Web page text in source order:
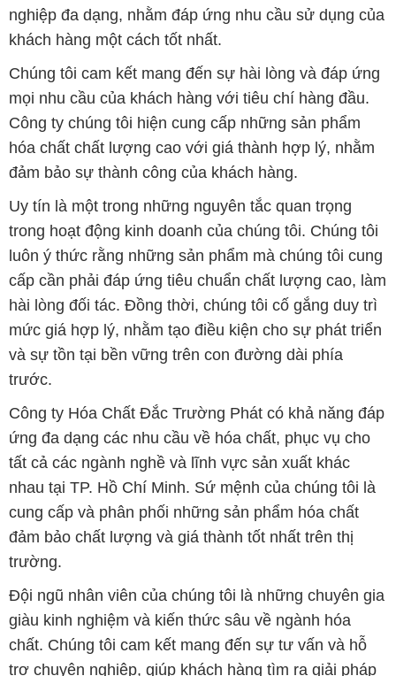
nghiệp đa dạng, nhằm đáp ứng nhu cầu sử dụng của
khách hàng một cách tốt nhất.
Chúng tôi cam kết mang đến sự hài lòng và đáp ứng
mọi nhu cầu của khách hàng với tiêu chí hàng đầu.
Công ty chúng tôi hiện cung cấp những sản phẩm
hóa chất chất lượng cao với giá thành hợp lý, nhằm
đảm bảo sự thành công của khách hàng.
Uy tín là một trong những nguyên tắc quan trọng
trong hoạt động kinh doanh của chúng tôi. Chúng tôi
luôn ý thức rằng những sản phẩm mà chúng tôi cung
cấp cần phải đáp ứng tiêu chuẩn chất lượng cao, làm
hài lòng đối tác. Đồng thời, chúng tôi cố gắng duy trì
mức giá hợp lý, nhằm tạo điều kiện cho sự phát triển
và sự tồn tại bền vững trên con đường dài phía
trước.
Công ty Hóa Chất Đắc Trường Phát có khả năng đáp
ứng đa dạng các nhu cầu về hóa chất, phục vụ cho
tất cả các ngành nghề và lĩnh vực sản xuất khác
nhau tại TP. Hồ Chí Minh. Sứ mệnh của chúng tôi là
cung cấp và phân phối những sản phẩm hóa chất
đảm bảo chất lượng và giá thành tốt nhất trên thị
trường.
Đội ngũ nhân viên của chúng tôi là những chuyên gia
giàu kinh nghiệm và kiến thức sâu về ngành hóa
chất. Chúng tôi cam kết mang đến sự tư vấn và hỗ
trợ chuyên nghiệp, giúp khách hàng tìm ra giải pháp